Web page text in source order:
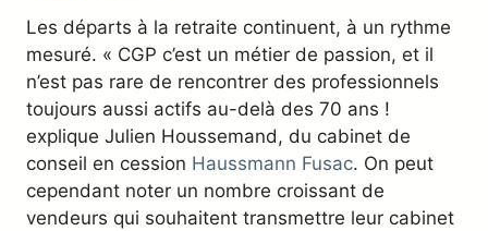
Les départs à la retraite continuent, à un rythme
mesuré. « CGP c’est un métier de passion, et il
n’est pas rare de rencontrer des professionnels
toujours aussi actifs au-delà des 70 ans !
explique Julien Houssemand, du cabinet de
conseil en cession Haussmann Fusac. On peut
cependant noter un nombre croissant de
vendeurs qui souhaitent transmettre leur cabinet